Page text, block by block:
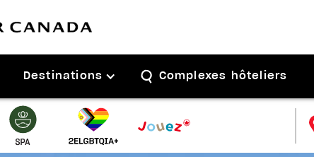
Destinations Complexes hôteliers